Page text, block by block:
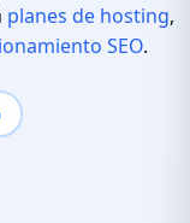
planes de hosting,
SEO.